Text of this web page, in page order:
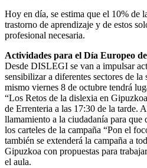
Hoy en día, se estima que el 10% de
trastorno de aprendizaje y de estos
profesional necesaria.
Actividades para el Día Europeo
Desde DISLEGI se van a impulsar
sensibilizar a diferentes sectores de la
mismo viernes 8 de octubre tendrá
“Los Retos de la dislexia en
de Errenteria a las 17:30 de la tarde.
llamamiento a la ciudadanía para que
los carteles de la campaña “Pon el
también se extenderá la campaña a
Gipuzkoa con propuestas para
el aula.